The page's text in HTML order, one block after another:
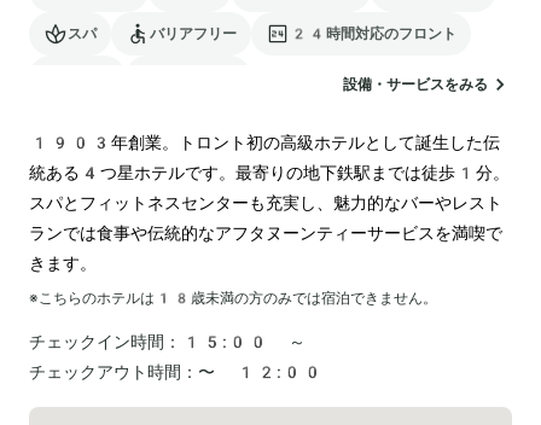
スパ バリアフリー 24時間対応のフロント
設備・サービスをみる
1903年創業。トロント初の高級ホテルとして誕生した伝
統ある4つ星ホテルです。最寄りの地下鉄駅までは徒歩1分。
スパとフィットネスセンターも充実し、魅力的なバーやレスト
ランでは食事や伝統的なアフタヌーンティーサービスを満喫で
きます。
※こちらのホテルは 18 歳未満の方のみでは宿泊できません。
チェックイン時間：
15:00 ～
チェックアウト時間： 〜 12:00